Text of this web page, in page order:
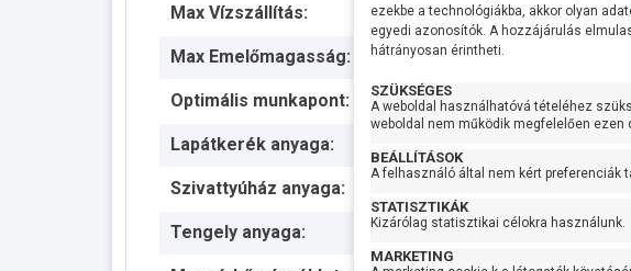
Max Vízszállítás: 220 liter/
Max Emelőmagasság:
Optimális munkapont: 5,5
Lapátkerék anyaga:
Szivattyúház anyaga: AISI 304
Tengely anyaga: AISI 431
ezekbe a technológiákba, akkor olyan
egyedi azonosítók. A hozzájárulás
hátrányosan érintheti.
SZÜKSÉGES
A weboldal használhatóvá tételéhez
weboldal nem működik megfelelően ezen
BEÁLLÍTÁSOK
A felhasználó által nem kért preferenciák
STATISZTIKÁK
Kizárólag statisztikai célokra használunk.
MARKETING